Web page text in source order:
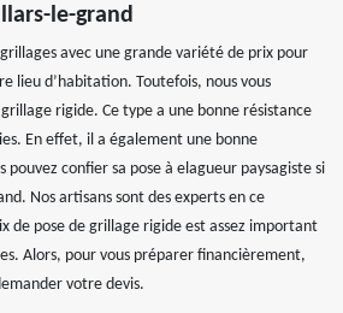
le-grand
grillages avec une grande variété de prix pour
lieu d’habitation. Toutefois, nous vous
rigide. Ce type a une bonne résistance
En effet, il a également une bonne
pouvez confier sa pose à elagueur paysagiste si
Nos artisans sont des experts en ce
de pose de grillage rigide est assez important
Alors, pour vous préparer financièrement,
votre devis.